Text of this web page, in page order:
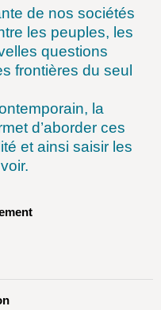
de nos sociétés
les peuples, les
questions
frontières du seul
la
­d’aborder ces
et ainsi ­saisir les